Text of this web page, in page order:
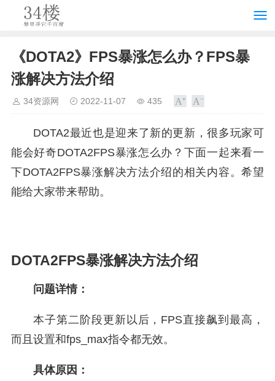
《DOTA2》FPS暴涨怎么办？FPS暴
涨解决方法介绍
34资源网 2022-11-07 435
DOTA2最近也是迎来了新的更新，很多玩家可
能会好奇DOTA2FPS暴涨怎么办？下面一起来看一
下DOTA2FPS暴涨解决方法介绍的相关内容。希望
能给大家带来帮助。
DOTA2FPS暴涨解决方法介绍
问题详情：
本子第二阶段更新以后，FPS直接飙到最高，
而且设置和fps_max指令都无效。
具体原因：